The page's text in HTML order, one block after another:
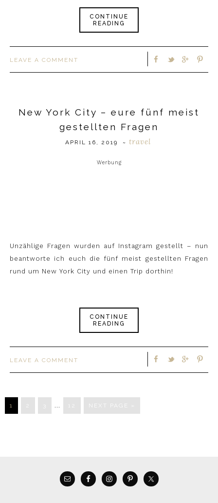
CONTINUE
READING
LEAVE A COMMENT
New York City – eure fünf meist
gestellten Fragen
APRIL 16, 2019 ~ travel
Werbung
Unzählige Fragen wurden auf Instagram gestellt – nun
beantworte ich euch die fünf meist gestellten Fragen
rund um New York City und einen Trip dorthin!
CONTINUE
READING
LEAVE A COMMENT
1 3 12 NEXT PAGE »